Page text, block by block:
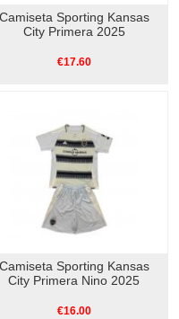
Camiseta Sporting Kansas
City Primera 2025
€17.60
Camiseta Sporting Kansas
City Primera Nino 2025
€16.00